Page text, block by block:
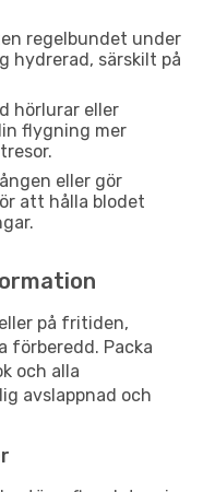
regelbundet under
hydrerad, särskilt på
hörlurar eller
flygning mer
eller gör
att hålla blodet
på fritiden,
förberedd. Packa
och alla
avslappnad och